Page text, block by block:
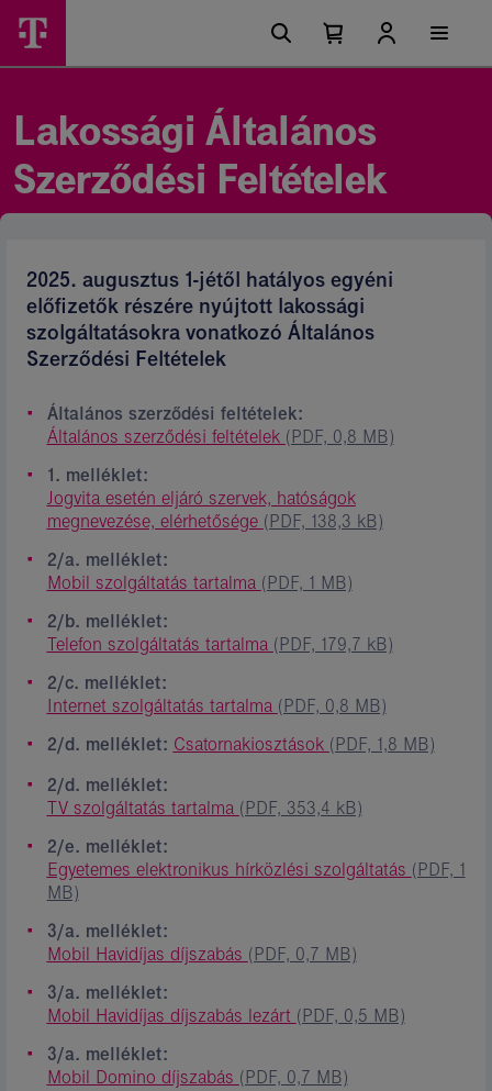
Lakossági
Ászf
Magyar
Telekom
csoport
Főmenü
lehetőségek
Kosárban
Kosár
Lakossági Általános
Szerződési Feltételek
2025. augusztus 1-jétől hatályos egyéni
előfizetők részére nyújtott lakossági
szolgáltatásokra vonatkozó Általános
Szerződési Feltételek
Általános szerződési feltételek:
Általános szerződési feltételek (PDF, 0,8 MB)
1. melléklet:
Jogvita esetén eljáró szervek, hatóságok
megnevezése, elérhetősége (PDF, 138,3 kB)
2/a. melléklet:
Mobil szolgáltatás tartalma (PDF, 1 MB)
2/b. melléklet:
Telefon szolgáltatás tartalma (PDF, 179,7 kB)
2/c. melléklet:
Internet szolgáltatás tartalma (PDF, 0,8 MB)
2/d. melléklet: Csatornakiosztások (PDF, 1,8 MB)
2/d. melléklet:
TV szolgáltatás tartalma (PDF, 353,4 kB)
2/e. melléklet:
Egyetemes elektronikus hírközlési szolgáltatás (PDF, 1
MB)
3/a. melléklet:
Mobil Havidíjas díjszabás (PDF, 0,7 MB)
3/a. melléklet:
Mobil Havidíjas díjszabás lezárt (PDF, 0,5 MB)
3/a. melléklet:
Mobil Domino díjszabás (PDF, 0,7 MB)